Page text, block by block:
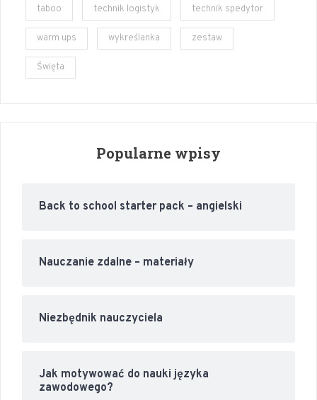
taboo technik logistyk technik spedytor
warm ups wykreślanka zestaw
Święta
Popularne wpisy
Back to school starter pack – angielski
Nauczanie zdalne – materiały
Niezbędnik nauczyciela
Jak motywować do nauki języka
zawodowego?